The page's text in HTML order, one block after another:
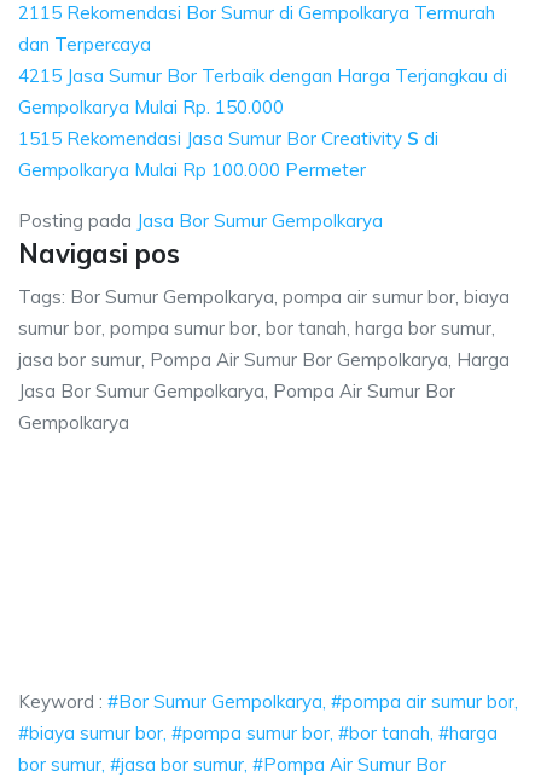
2115 Rekomendasi Bor Sumur di Gempolkarya Termurah
dan Terpercaya
4215 Jasa Sumur Bor Terbaik dengan Harga Terjangkau di
Gempolkarya Mulai Rp. 150.000
1515 Rekomendasi Jasa Sumur Bor Creativity S di
Gempolkarya Mulai Rp 100.000 Permeter
Posting pada Jasa Bor Sumur Gempolkarya
Navigasi pos
Tags: Bor Sumur Gempolkarya, pompa air sumur bor, biaya
sumur bor, pompa sumur bor, bor tanah, harga bor sumur,
jasa bor sumur, Pompa Air Sumur Bor Gempolkarya, Harga
Jasa Bor Sumur Gempolkarya, Pompa Air Sumur Bor
Gempolkarya
Keyword : #Bor Sumur Gempolkarya, #pompa air sumur bor,
#biaya sumur bor, #pompa sumur bor, #bor tanah, #harga
bor sumur, #jasa bor sumur, #Pompa Air Sumur Bor